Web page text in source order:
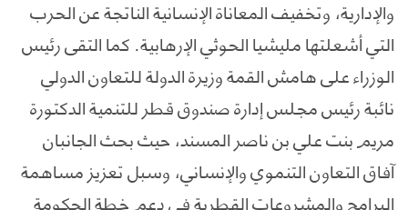
والإدارية، وتخفيف المعاناة الإنسانية الناتجة عن الحرب
التي أشعلتها مليشيا الحوثي الإرهابية. كما التقى رئيس
الوزراء على هامش القمة وزيرة الدولة للتعاون الدولي
نائبة رئيس مجلس إدارة صندوق قطر للتنمية الدكتورة
مريم بنت علي بن ناصر المسند، حيث بحث الجانبان
آفاق التعاون التنموي والإنساني، وسبل تعزيز مساهمة
البرامج والمشروعات القطرية في دعم خطة الحكومة